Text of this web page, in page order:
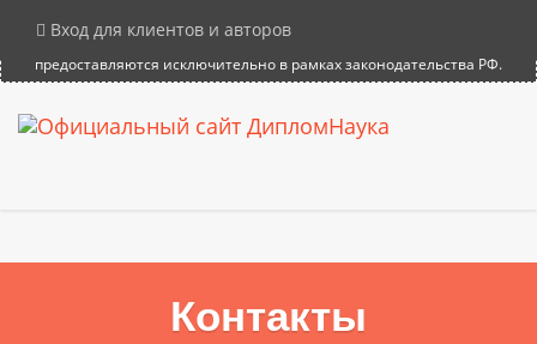
иные документы об образовании. Все услуги на сайте
предоставляются исключительно в рамках законодательства РФ.
Вход для клиентов и авторов
Контакты